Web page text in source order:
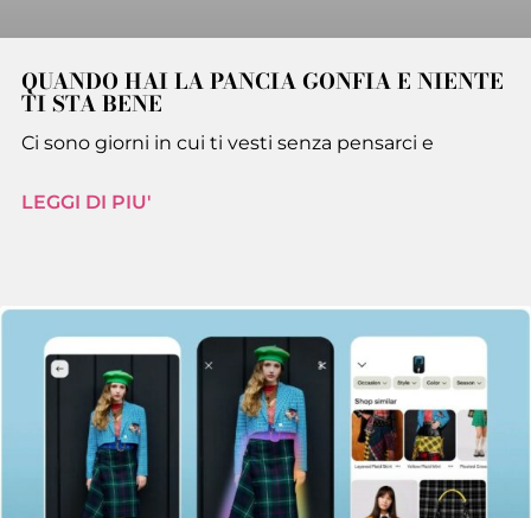
QUANDO HAI LA PANCIA GONFIA E NIENTE
TI STA BENE
Ci sono giorni in cui ti vesti senza pensarci e
LEGGI DI PIU'